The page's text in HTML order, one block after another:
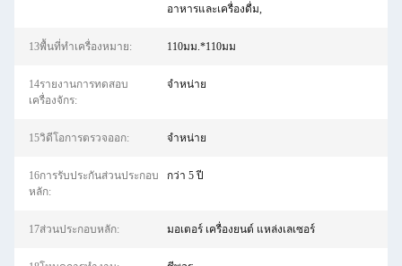
อาหารและเครื่องดื่ม,
13พื้นที่ทำเครื่องหมาย: 110มม.*110มม
14รายงานการทดสอบ
เครื่องจักร:
จําหน่าย
15วิดีโอการตรวจออก: จําหน่าย
16การรับประกันส่วนประกอบ
หลัก:
กว่า 5 ปี
17ส่วนประกอบหลัก: มอเตอร์ เครื่องยนต์ แหล่งเลเซอร์